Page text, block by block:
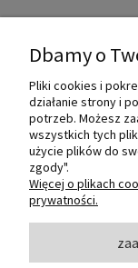
małych
Dbamy o
Pliki cookies i
działanie strony i
potrzeb. Możesz
wszystkich tych
użycie plików do
zgody".
Więcej o plikach
prywatności.